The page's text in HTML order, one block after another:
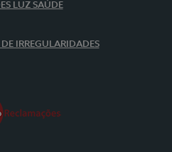
LUZ SAÚDE
IRREGULARIDADES